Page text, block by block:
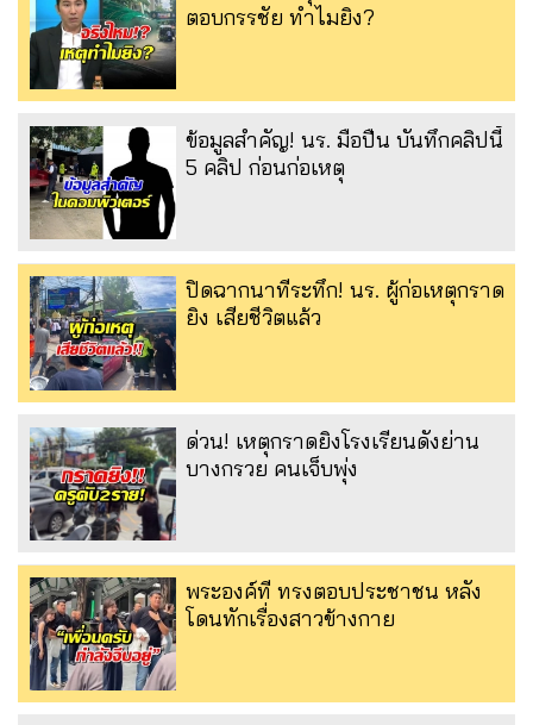
ตอบกรรชัย ทำไมยิง?
ข้อมูลสำคัญ! นร. มือปืน บันทึกคลิปนี้
5 คลิป ก่อนก่อเหตุ
ปิดฉากนาทีระทึก! นร. ผู้ก่อเหตุกราด
ยิง เสียชีวิตแล้ว
ด่วน! เหตุกราดยิงโรงเรียนดังย่าน
บางกรวย คนเจ็บพุ่ง
พระองค์ที ทรงตอบประชาชน หลัง
โดนทักเรื่องสาวข้างกาย